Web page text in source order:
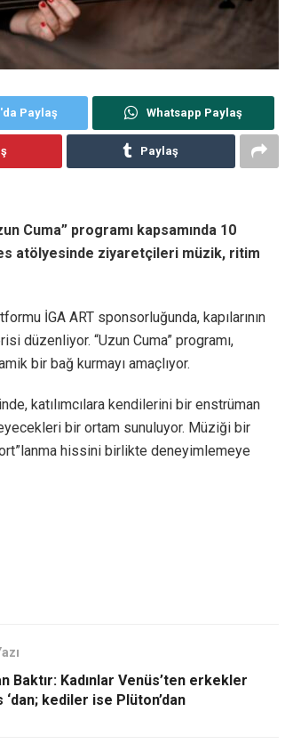
Paylaş Whatsapp Paylaş
Paylaş
Cuma” programı kapsamında 10
atölyesinde ziyaretçileri müzik, ritim
İGA ART sponsorluğunda, kapılarının
düzenliyor. “Uzun Cuma” programı,
bir bağ kurmayı amaçlıyor.
katılımcılara kendilerini bir enstrüman
bir ortam sunuluyor. Müziği bir
hissini birlikte deneyimlemeye
Baktır: Kadınlar Venüs’ten erkekler
‘dan; kediler ise Plüton’dan